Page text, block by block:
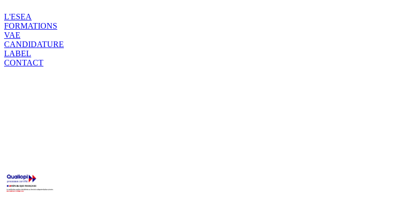
L'ESEA
FORMATIONS
VAE
CANDIDATURE
LABEL
CONTACT